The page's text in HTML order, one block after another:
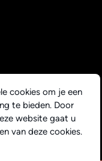
cookies om je een
te bieden. Door
website gaat u
van deze cookies.